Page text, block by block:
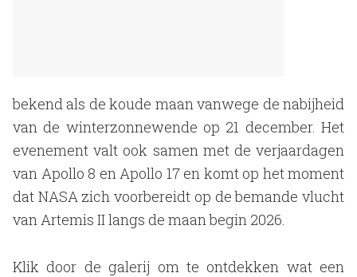
bekend als de koude maan vanwege de nabijheid
van de winterzonnewende op 21 december. Het
evenement valt ook samen met de verjaardagen
van Apollo 8 en Apollo 17 en komt op het moment
dat NASA zich voorbereidt op de bemande vlucht
van Artemis II langs de maan begin 2026.
Klik door de galerij om te ontdekken wat een